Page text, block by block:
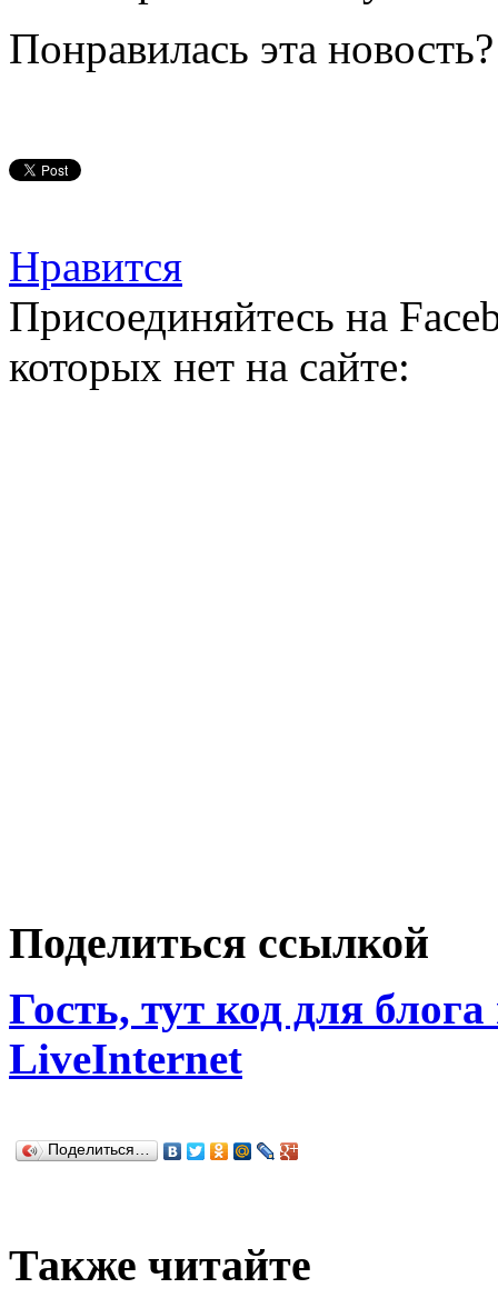
Понравилась эта
Нравится
Присоединяйтесь на
которых нет на сайте:
Поделиться ссылкой
Гость, тут код для
LiveInternet
Поделиться…
Также читайте